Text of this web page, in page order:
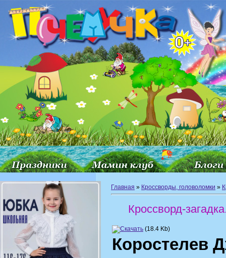
Главная » Кроссворды, головоломки »
Кроссворд-
(18.4 Kb)
Коростелев